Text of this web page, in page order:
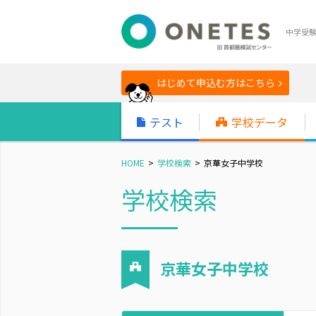
中学受
はじめて申込む方はこちら
テスト 学校データ
HOME 学校検索 京華女子中学校
学校検索
京華女子中学校